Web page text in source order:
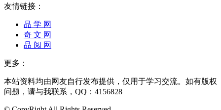
友情链接：
品 学 网
奇 文 网
品 阅 网
更多：
本站资料均由网友自行发布提供，仅用于学习交流。如有版权
问题，请与我联系，QQ：4156828